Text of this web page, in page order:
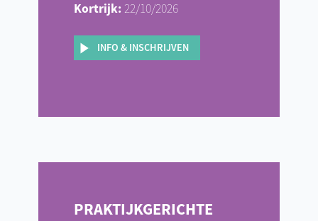
Kortrijk: 22/10/2026
INFO & INSCHRIJVEN
PRAKTIJKGERICHTE